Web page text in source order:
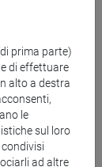
di
107 K
99 K
prima parte)
di effettuare
alto a destra
le
sul loro
ad altre